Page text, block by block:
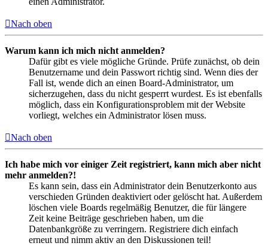
Nach oben
Warum kann ich mich nicht anmelden?
Dafür gibt es viele mögliche Gründe. Prüfe zunächst, ob dein
Benutzername und dein Passwort richtig sind. Wenn dies der
Fall ist, wende dich an einen Board-Administrator, um
sicherzugehen, dass du nicht gesperrt wurdest. Es ist ebenfalls
möglich, dass ein Konfigurationsproblem mit der Website
vorliegt, welches ein Administrator lösen muss.
Nach oben
Ich habe mich vor einiger Zeit registriert, kann mich aber nicht
mehr anmelden?!
Es kann sein, dass ein Administrator dein Benutzerkonto aus
verschieden Gründen deaktiviert oder gelöscht hat. Außerdem
löschen viele Boards regelmäßig Benutzer, die für längere
Zeit keine Beiträge geschrieben haben, um die
Datenbankgröße zu verringern. Registriere dich einfach
erneut und nimm aktiv an den Diskussionen teil!